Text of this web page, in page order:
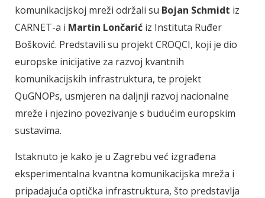
komunikacijskoj mreži održali su Bojan Schmidt iz
CARNET-a i Martin Lončarić iz Instituta Ruđer
Bošković. Predstavili su projekt CROQCI, koji je dio
europske inicijative za razvoj kvantnih
komunikacijskih infrastruktura, te projekt
QuGNOPs, usmjeren na daljnji razvoj nacionalne
mreže i njezino povezivanje s budućim europskim
sustavima.
Istaknuto je kako je u Zagrebu već izgrađena
eksperimentalna kvantna komunikacijska mreža i
pripadajuća optička infrastruktura, što predstavlja